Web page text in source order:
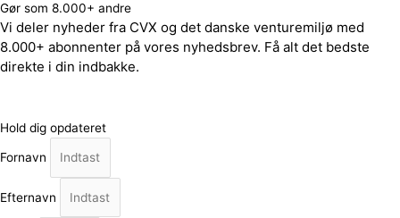
Gør som 8.000+ andre
Vi deler nyheder fra CVX og det danske venturemiljø med
8.000+ abonnenter på vores nyhedsbrev. Få alt det bedste
direkte i din indbakke.
Hold dig opdateret
Fornavn
Efternavn